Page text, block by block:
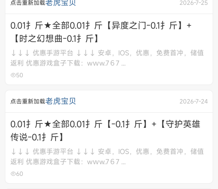
点击重新加载老虎宝贝 2026-7-25
0.01扌斤★全部0.01扌斤【异度之门-0.1扌斤】+
【时之幻想曲-0.1扌斤】
↓↓↓ 优惠手游平台 ↓↓↓ 安卓，IOS，优惠，免费首冲，储值
返利 优惠游戏盒子下载：wｗw.7６7 ...
50
点击重新加载老虎宝贝 2026-7-24
0.01扌斤★全部0.01扌斤【-0.1扌斤】+【守护英雄
传说-0.1扌斤】
↓↓↓ 优惠手游平台 ↓↓↓ 安卓，IOS，优惠，免费首冲，储值
返利 优惠游戏盒子下载：wｗw.7６7 ...
60